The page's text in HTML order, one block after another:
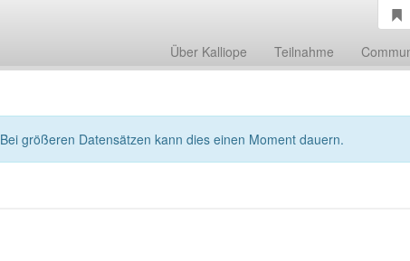
Über Kalliope Teilnahme
Bei größeren Datensätzen kann dies einen Moment dauern.